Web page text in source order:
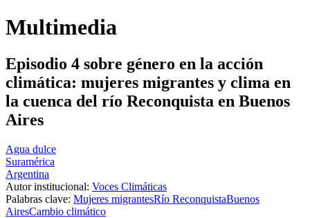
Multimedia
Episodio 4 sobre género en la acción
climática: mujeres migrantes y clima en
la cuenca del río Reconquista en Buenos
Aires
Agua dulce
Suramérica
Argentina
Autor institucional: Voces Climáticas
Palabras clave: Mujeres migrantesRío ReconquistaBuenos
AiresCambio climático